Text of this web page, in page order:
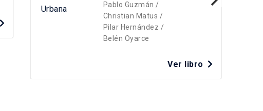
Pablo Guzmán /
Christian Matus /
Pilar Hernández /
Belén Oyarce
Ver libro